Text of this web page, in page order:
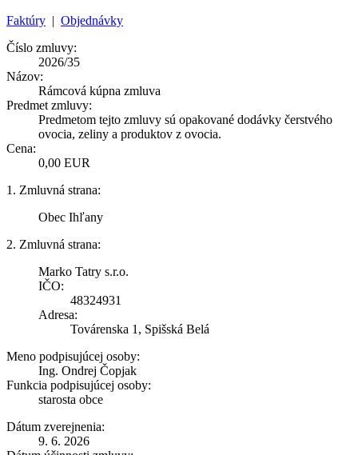
Faktúry | Objednávky
Číslo zmluvy:
2026/35
Názov:
Rámcová kúpna zmluva
Predmet zmluvy:
Predmetom tejto zmluvy sú opakované dodávky čerstvého
ovocia, zeliny a produktov z ovocia.
Cena:
0,00 EUR
1. Zmluvná strana:
Obec Ihľany
2. Zmluvná strana:
Marko Tatry s.r.o.
IČO:
48324931
Adresa:
Továrenska 1, Spišská Belá
Meno podpisujúcej osoby:
Ing. Ondrej Čopjak
Funkcia podpisujúcej osoby:
starosta obce
Dátum zverejnenia:
9. 6. 2026